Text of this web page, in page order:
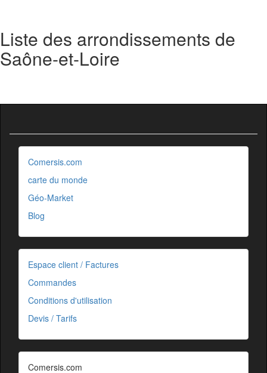
Liste des arrondissements de
Saône-et-Loire
Comersis.com
carte du monde
Géo-Market
Blog
Espace client / Factures
Commandes
Conditions d'utilisation
Devis / Tarifs
Comersis.com